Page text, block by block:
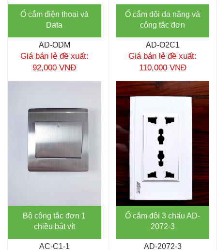
Ổ cắm điện thoại và
Data
AD-ODM
Giá bán lẻ đề xuất:
92,000 VNĐ
Ổ cắm đôi đa năng và
công tắc đơn
AD-O2C1
Giá bán lẻ đề xuất:
110,000 VNĐ
Bộ công tắc đơn 1
chiều bắt vít
AC-C1-1
Ổ cắm đôi 3 chấu AD-
2072-3
AD-2072-3